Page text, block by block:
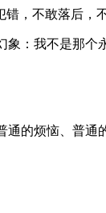
，不敢落后，
：我不是那个
的烦恼、普通